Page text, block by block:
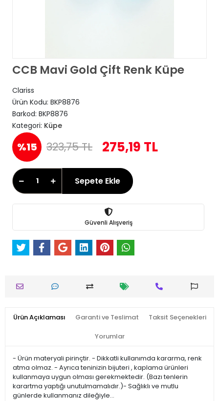
CCB Mavi Gold Çift Renk Küpe
Clariss
Ürün Kodu: BKP8876
Barkod: BKP8876
Kategori: Küpe
%15 323,75 TL 275,19 TL
Sepete Ekle
Güvenli Alışveriş
Ürün Açıklaması Garanti ve Teslimat Taksit Seçenekleri
Yorumlar
- Ürün materyali pirinçtir. - Dikkatli kullanımda kararma, renk
atma olmaz. - Ayrıca teninizin bijuteri , kaplama ürünleri
kullanmaya uygun olması gerekmektedir. (Bazı tenlerin
karartma yaptığı unutulmamalıdır.)- Sağlıklı ve mutlu
günlerde kullanmanız dileğiyle…